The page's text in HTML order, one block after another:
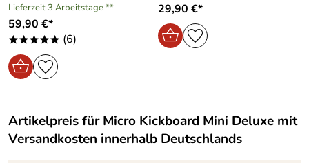
Lieferzeit 3 Arbeitstage **
59,90 €*
***** (6)
29,90 €*
Artikelpreis fürMicro Kickboard Mini Deluxe mit
Versandkosten innerhalb Deutschlands